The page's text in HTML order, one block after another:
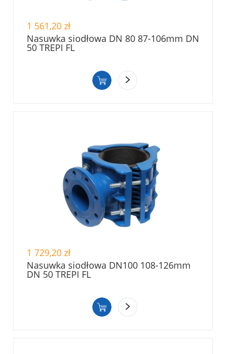
1 561,20 zł
Nasuwka siodłowa DN 80 87-106mm DN
50 TREPI FL
1 729,20 zł
Nasuwka siodłowa DN100 108-126mm
DN 50 TREPI FL